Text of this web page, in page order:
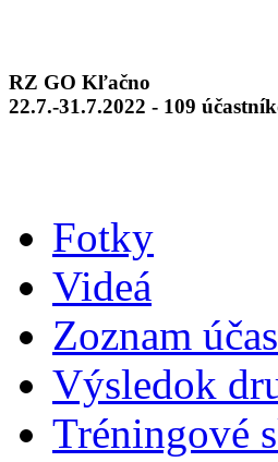
RZ GO Kľačno
22.7.-31.7.2022 - 109
Fotky
Videá
Zoznam
Výsledok
Tréningové